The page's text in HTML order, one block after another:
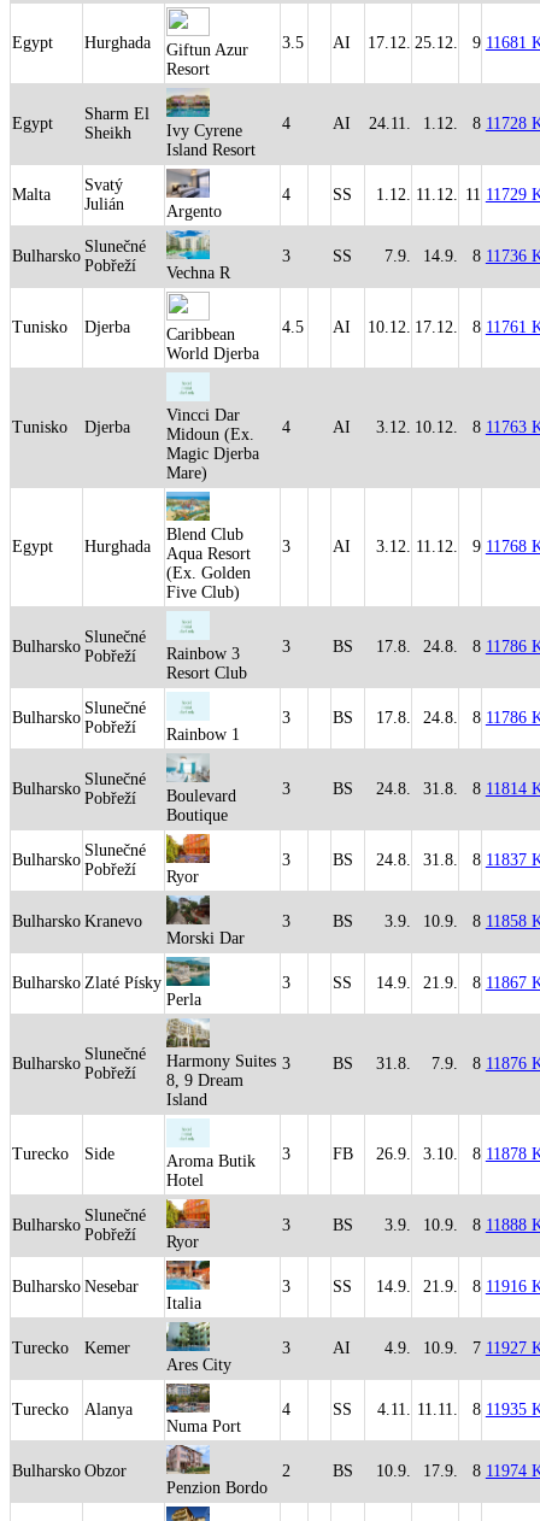
Egypt Hurghada
Giftun Azur
Resort
3.5 AI 17.12. 25.12. 9 11681
Egypt
Sharm El
Sheikh
Ivy Cyrene
Island Resort
4 AI 24.11. 1.12. 8 11728
Malta
Svatý
Julián
Argento
4 SS 1.12. 11.12. 11 11729
Bulharsko
Slunečné
Pobřeží
Vechna R
3 SS 7.9. 14.9. 8 11736
Tunisko Djerba
Caribbean
World Djerba
4.5 AI 10.12. 17.12. 8 11761
Tunisko Djerba
Vincci Dar
Midoun (Ex.
Magic Djerba
Mare)
4 AI 3.12. 10.12. 8 11763
Egypt Hurghada
Blend Club
Aqua Resort
(Ex. Golden
Five Club)
3 AI 3.12. 11.12. 9 11768
Bulharsko
Slunečné
Pobřeží
Rainbow 3
Resort Club
3 BS 17.8. 24.8. 8 11786
Bulharsko
Slunečné
Pobřeží
Rainbow 1
3 BS 17.8. 24.8. 8 11786
Bulharsko
Slunečné
Pobřeží
Boulevard
Boutique
3 BS 24.8. 31.8. 8 11814
Bulharsko
Slunečné
Pobřeží
Ryor
3 BS 24.8. 31.8. 8 11837
Bulharsko Kranevo
Morski Dar
3 BS 3.9. 10.9. 8 11858
Bulharsko Zlaté Písky
Perla
3 SS 14.9. 21.9. 8 11867
Bulharsko
Slunečné
Pobřeží
Harmony Suites
8, 9 Dream
Island
3 BS 31.8. 7.9. 8 11876
Turecko Side
Aroma Butik
Hotel
3 FB 26.9. 3.10. 8 11878
Bulharsko
Slunečné
Pobřeží
Ryor
3 BS 3.9. 10.9. 8 11888
Bulharsko Nesebar
Italia
3 SS 14.9. 21.9. 8 11916
Turecko
Kemer
Ares City
3 AI 4.9. 10.9. 7 11927
Turecko
Alanya
Numa Port
4 SS 4.11. 11.11. 8 11935
Bulharsko Obzor
Penzion Bordo
2 BS 10.9. 17.9. 8 11974